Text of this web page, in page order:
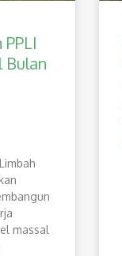
Bulan
massal